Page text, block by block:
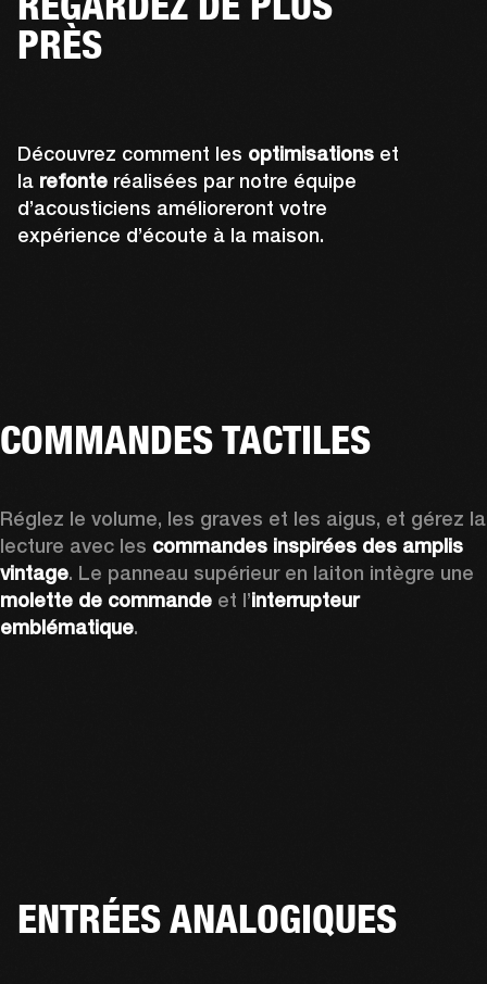
PRÈS
Découvrez comment les optimisations et
la refonte réalisées par notre équipe
d’acousticiens amélioreront votre
expérience d’écoute à la maison.
COMMANDES TACTILES
Réglez le volume, les graves et les aigus, et gérez la
lecture avec les commandes inspirées des amplis
vintage
molette de commande et l’interrupteur
emblématique.
ENTRÉES ANALOGIQUES